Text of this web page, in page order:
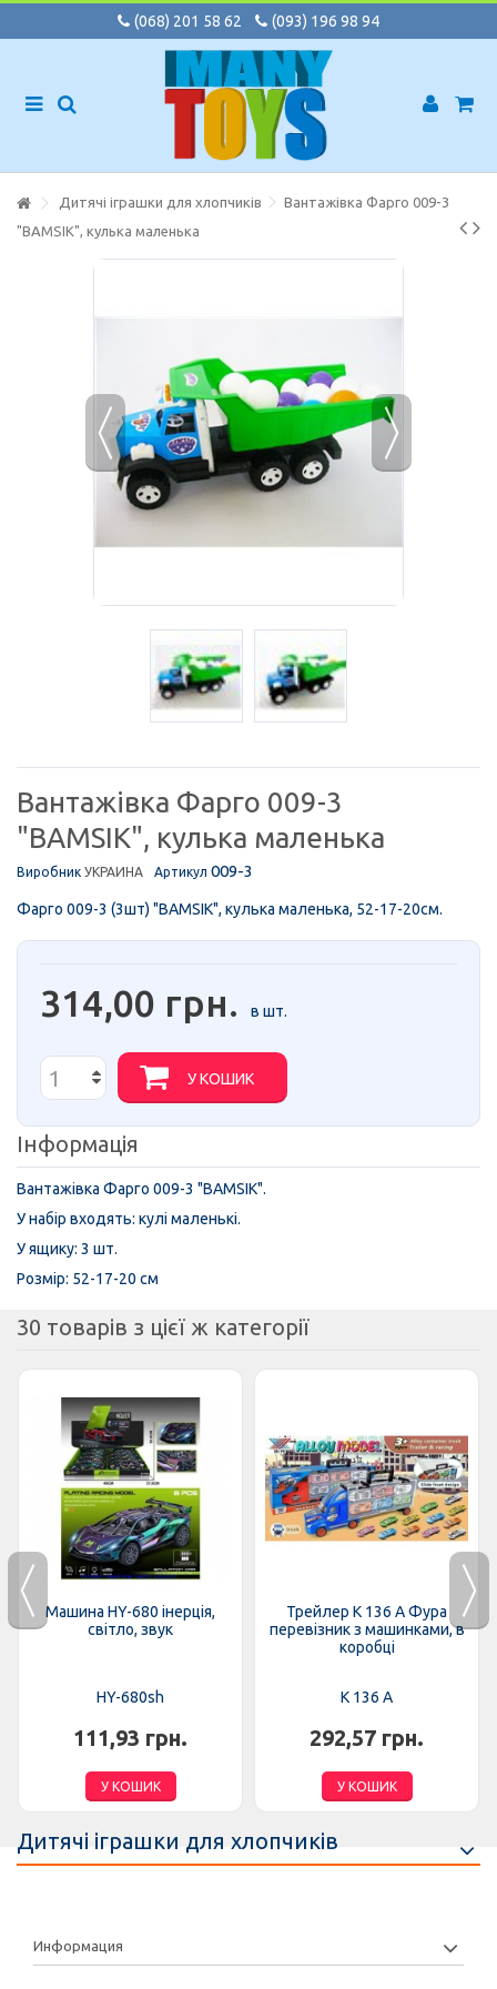
(068) 201 58 62 (093) 196 98 94
Дитячі іграшки для хлопчиків
Вантажівка Фарго 009-3
"BAMSIK", кулька маленька
Вантажівка Фарго 009-3
"BAMSIK", кулька маленька
Виробник УКРАИНА Артикул 009-3
Фарго 009-3 (3шт) "BAMSIK", кулька маленька, 52-17-20см.
314,00 грн. в шт.
У КОШИК
Інформація
Вантажівка Фарго 009-3 "BAMSIK".
У набір входять: кулі маленькі.
У ящику: 3 шт.
Розмір: 52-17-20 см
30 товарів з цієї ж категорії
Машина HY-680 інерція,
світло, звук
HY-680sh
111,93 грн.
У КОШИК
Трейлер K 136 A Фура
перевізник з машинками, в
коробці
K 136 A
292,57 грн.
У КОШИК
Дитячі іграшки для хлопчиків
Информация